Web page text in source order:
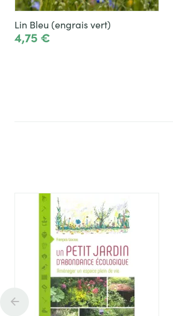
Lin Bleu (engrais vert)
4,75 €